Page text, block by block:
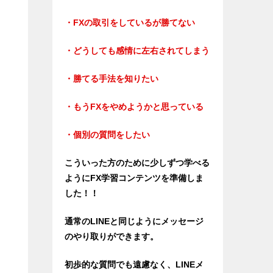
・FXの取引をしているが勝てない
・どうしても感情に左右されてしまう
・勝てる手法を知りたい
・もうFXをやめようかと思っている
・個別の質問をしたい
こういった方のために少しずつ学べる
ようにFX学習コンテンツを準備しま
した！！
通常のLINEと同じようにメッセージ
のやり取りができます。
初歩的な質問でも遠慮なく、LINEメ